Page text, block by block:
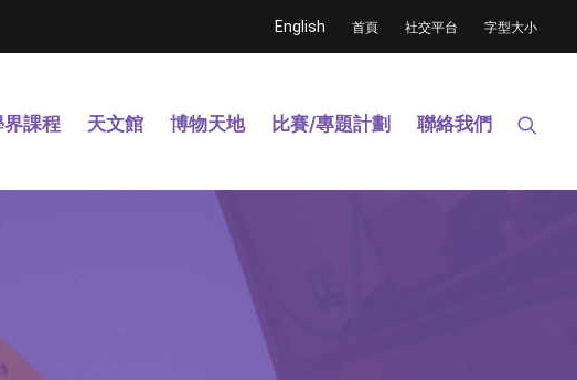
English 首頁 社交平台 字型大小
界課程 天文館 博物天地 比賽/專題計劃 聯絡我們